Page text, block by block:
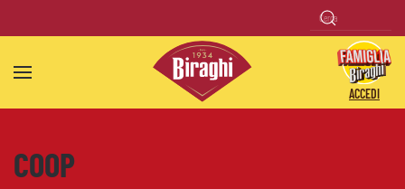
Skip to main content
ACCEDI
COOP